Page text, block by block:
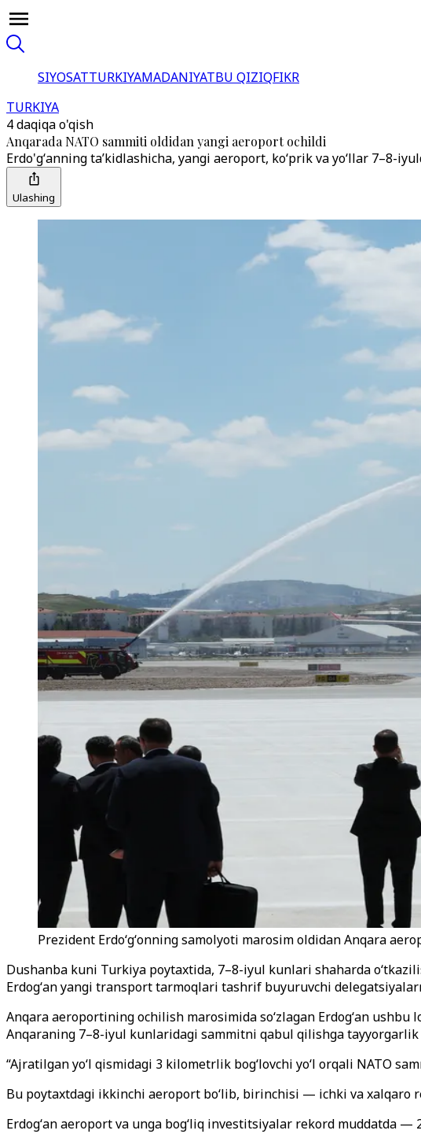
SIYOSATTURKIYAMADANIYATBU QIZIQFIKR
TURKIYA
4 daqiqa o'qish
Anqarada NATO sammiti oldidan yangi aeroport ochildi
Erdo'gʻanning taʼkidlashicha, yangi aeroport, koʻprik va yoʻllar 7–8-
Ulashing
Prezident Erdoʻgʻonning samolyoti marosim oldidan Anqara
Dushanba kuni Turkiya poytaxtida, 7–8-iyul kunlari shaharda
Erdogʻan yangi transport tarmoqlari tashrif buyuruvchi
Anqara aeroportining ochilish marosimida soʻzlagan Erdogʻan
Anqaraning 7–8-iyul kunlaridagi sammitni qabul qilishga tayyorgarlik
“Ajratilgan yoʻl qismidagi 3 kilometrlik bogʻlovchi yoʻl orqali NATO
Bu poytaxtdagi ikkinchi aeroport boʻlib, birinchisi — ichki va xalqaro
Erdogʻan aeroport va unga bogʻliq investitsiyalar rekord muddatda